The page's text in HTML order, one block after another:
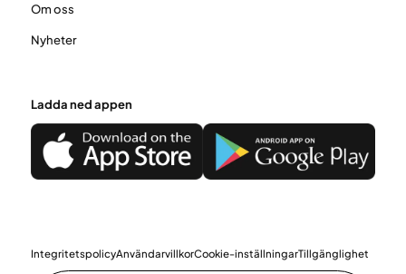
Om oss
Nyheter
Ladda ned appen
IntegritetspolicyAnvändarvillkorCookie-inställningarTillgänglighet